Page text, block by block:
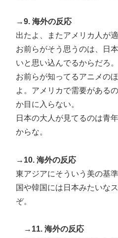
→9. 海外の反応
出たよ、またアメリカ人が
お前らがそう思うのは、日
いと思い込んでるからだろ。
お前らが知ってるアニメの
よ。アメリカで需要がある
か目に入らない。
日本の大人が見てるのは青
からな。
→10. 海外の反応
東アジアにそういう美の基
国や韓国には日本みたいな
ぞ。
→11. 海外の反応